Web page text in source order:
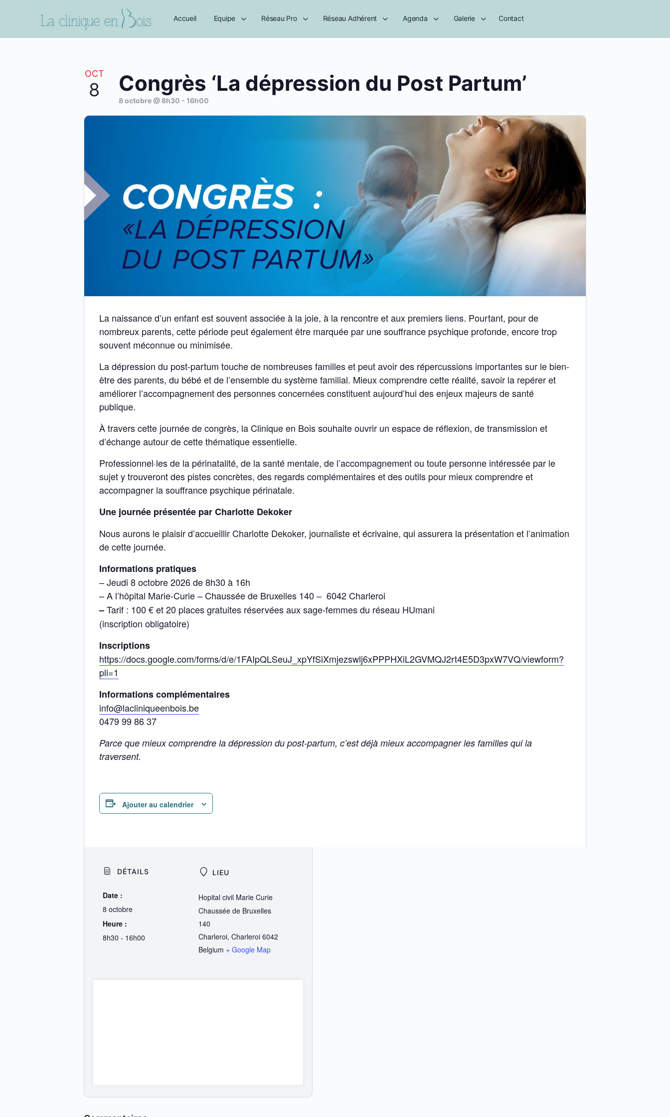
Accueil Equipe Réseau Pro Réseau Adhérent Agenda Galerie Contact
OCT
8 Congrès ‘La dépression du Post Partum’
8 octobre @ 8h30 - 16h00
La naissance d’un enfant est souvent associée à la joie, à la rencontre et aux premiers liens. Pourtant, pour de
nombreux parents, cette période peut également être marquée par une souffrance psychique profonde, encore trop
souvent méconnue ou minimisée.
La dépression du post-partum touche de nombreuses familles et peut avoir des répercussions importantes sur le bien-
être des parents, du bébé et de l’ensemble du système familial. Mieux comprendre cette réalité, savoir la repérer et
améliorer l’accompagnement des personnes concernées constituent aujourd’hui des enjeux majeurs de santé
publique.
À travers cette journée de congrès, la Clinique en Bois souhaite ouvrir un espace de réflexion, de transmission et
d’échange autour de cette thématique essentielle.
Professionnel·les de la périnatalité, de la santé mentale, de l’accompagnement ou toute personne intéressée par le
sujet y trouveront des pistes concrètes, des regards complémentaires et des outils pour mieux comprendre et
accompagner la souffrance psychique périnatale.
Une journée présentée par Charlotte Dekoker
Nous aurons le plaisir d’accueillir Charlotte Dekoker, journaliste et écrivaine, qui assurera la présentation et l’animation
de cette journée.
Informations pratiques
– Jeudi 8 octobre 2026 de 8h30 à 16h
– A l’hôpital Marie-Curie – Chaussée de Bruxelles 140 – 6042 Charleroi
–Tarif : 100 € et 20 places gratuites réservées aux sage-femmes du réseau HUmani
(inscription obligatoire)
Inscriptions
https://docs.google.com/forms/d/e/1FAIpQLSeuJ_xpYfSiXmjezswlj6xPPPHXiL2GVMQJ2rt4E5D3pxW7VQ/viewform?
pli=1
Informations complémentaires
info@lacliniqueenbois.be
0479 99 86 37
Parce que mieux comprendre la dépression du post-partum, c’est déjà mieux accompagner les familles qui la
traversent.
Ajouter au calendrier
DÉTAILS
Date :
8 octobre
Heure :
8h30 - 16h00
LIEU
Hopital civil Marie Curie
Chaussée de Bruxelles
140
Charleroi, Charleroi 6042
Belgium + Google Map